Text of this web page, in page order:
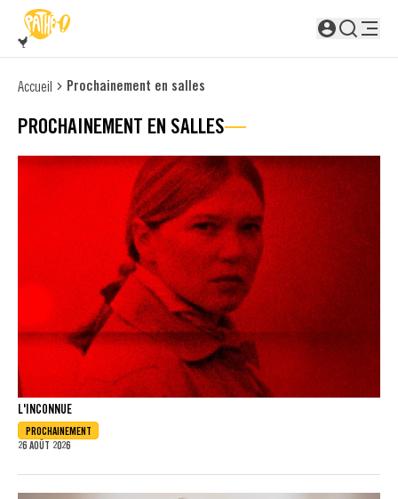
PASSER AU CONTENU PRINCIPAL
Non connecté
Accueil Prochainement en salles
PROCHAINEMENT EN SALLES
L'INCONNUE
PROCHAINEMENT
26 AOÛT 2026